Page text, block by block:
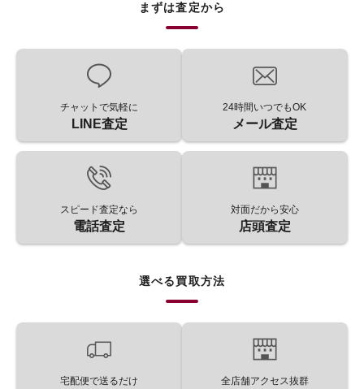
まずは査定から
チャットで気軽に
LINE査定
24時間いつでもOK
メール査定
スピード査定なら
電話査定
対面だから安心
店頭査定
選べる買取方法
宅配便で送るだけ 全店舗アクセス抜群